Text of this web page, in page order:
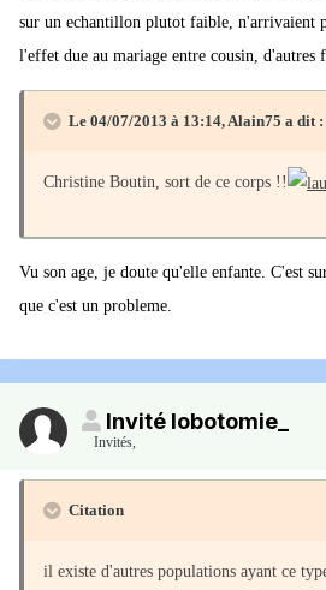
sur un echantillon plutot faible, n'arrivaient
l'effet due au mariage entre cousin,
Le 04/07/2013 à 13:14, Alain75 a dit :
Christine Boutin, sort de ce corps !!
Vu son age, je doute qu'elle enfante. C'est
que c'est un probleme.
Invité lobotomie_
Invités,
Citation
il existe d'autres populations ayant ce